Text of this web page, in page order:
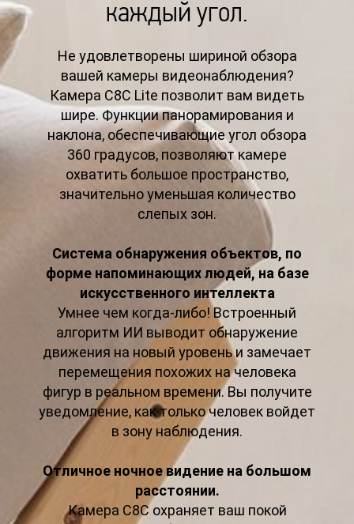
каждый угол.
Не удовлетворены шириной обзора
вашей камеры видеонаблюдения?
Камера C8C Lite позволит вам видеть
шире. Функции панорамирования и
наклона, обеспечивающие угол обзора
360 градусов, позволяют камере
охватить большое пространство,
значительно уменьшая количество
слепых зон.
Система обнаружения объектов, по
форме напоминающих людей, на базе
искусственного интеллекта
Умнее чем когда-либо! Встроенный
алгоритм ИИ выводит обнаружение
движения на новый уровень и замечает
перемещения похожих на человека
фигур в реальном времени. Вы получите
уведомление, как только человек войдет
в зону наблюдения.
Отличное ночное видение на большом
расстоянии.
Камера C8C охраняет ваш покой